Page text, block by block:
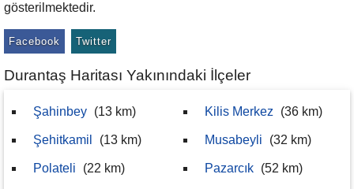
gösterilmektedir.
Facebook Twitter
Durantaş Haritası Yakınındaki İlçeler
Şahinbey (13 km)
Şehitkamil (13 km)
Polateli (22 km)
Kilis Merkez (36 km)
Musabeyli (32 km)
Pazarcık (52 km)